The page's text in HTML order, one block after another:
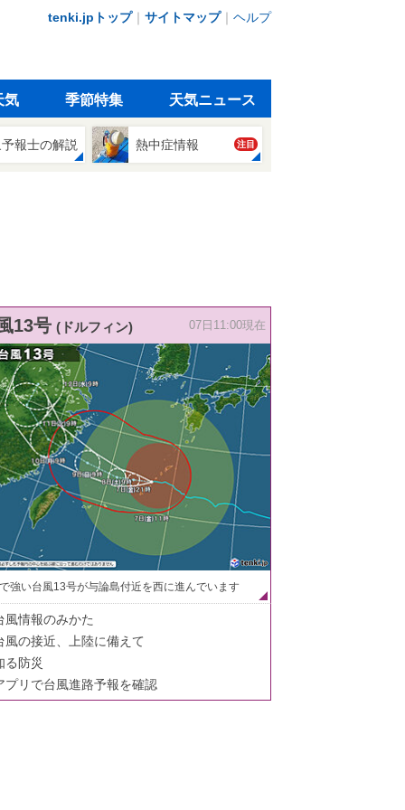
tenki.jpトップ｜ サイトマップ｜ ヘルプ
気 季節特集 天気ニュース
報士の解説 熱中症情報 注目
13号 (ドルフィン) 07日11:00現在
強い台風13号が与論島付近を西に進んでいます
風情報のみかた
風の接近、上陸に備えて
る防災
プリで台風進路予報を確認